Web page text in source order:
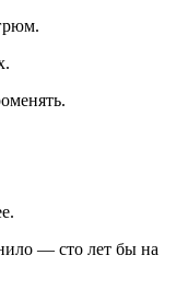
— сто лет бы на